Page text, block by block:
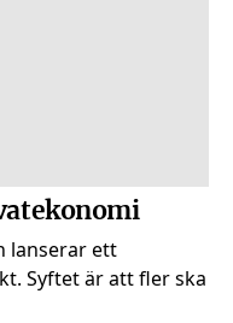
lanserar ett
Syftet är att fler ska